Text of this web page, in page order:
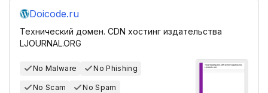
Doicode.ru
Технический домен. CDN хостинг издательства
LJOURNAL.ORG
No Malware No Phishing
No Scam No Spam